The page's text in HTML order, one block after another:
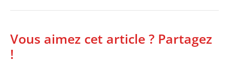
Vous aimez cet article ? Partagez
!